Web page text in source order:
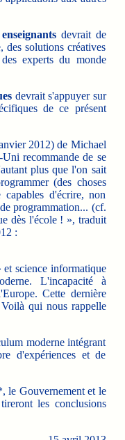
devrait de
des solutions créatives
experts du monde
devrait s'appuyer sur
de ce présent
2012) de Michael
recommande de se
plus que l'on sait
(des choses
d'écrire, non
programmation... (cf.
dès l'école ! », traduit
:
science informatique
L'incapacité à
Cette dernière
qui nous rappelle
moderne intégrant
d'expériences et de
le Gouvernement et le
les conclusions